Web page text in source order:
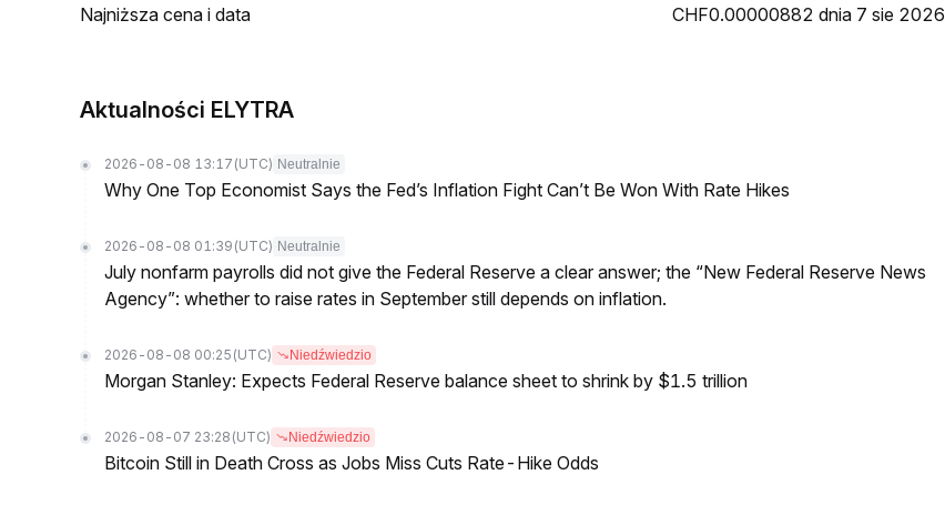
Najniższa cena i data
CHF0.00000882 dnia 7 sie 2026
Aktualności ELYTRA
2026-08-08 13:17 (UTC) Neutralnie
Why One Top Economist Says the Fed’s Inflation Fight Can’t Be Won With Rate Hikes
2026-08-08 01:39 (UTC) Neutralnie
July nonfarm payrolls did not give the Federal Reserve a clear answer; the “New Federal Reserve News
Agency”: whether to raise rates in September still depends on inflation.
2026-08-08 00:25 (UTC) Niedźwiedzio
Morgan Stanley: Expects Federal Reserve balance sheet to shrink by $1.5 trillion
2026-08-07 23:28 (UTC) Niedźwiedzio
Bitcoin Still in Death Cross as Jobs Miss Cuts Rate-Hike Odds